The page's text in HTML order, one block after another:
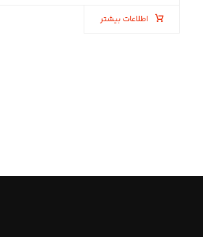
اطلاعات بیشتر